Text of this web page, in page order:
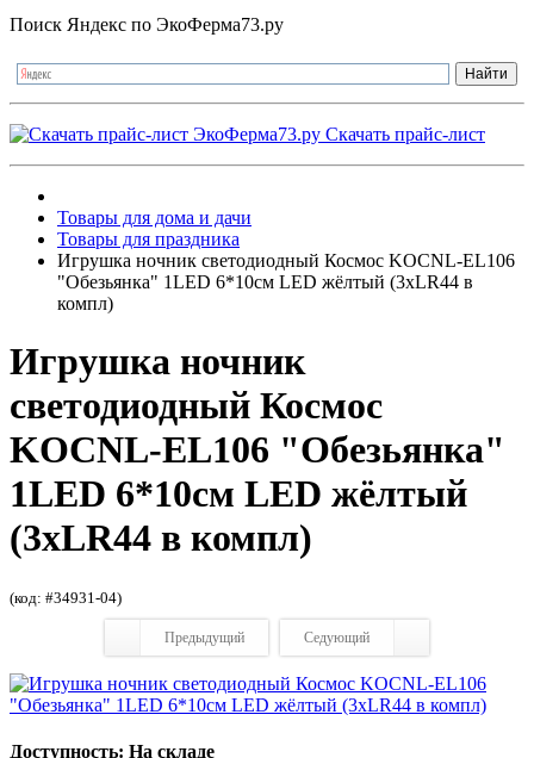
Поиск Яндекс по ЭкоФерма73.ру
Скачать прайс-лист
Товары для дома и дачи
Товары для праздника
Игрушка ночник светодиодный Космос KOCNL-EL106
"Обезьянка" 1LED 6*10см LED жёлтый (3xLR44 в
компл)
Игрушка ночник
светодиодный Космос
KOCNL-EL106 "Обезьянка"
1LED 6*10см LED жёлтый
(3xLR44 в компл)
(код: #34931-04)
Предыдущий Седующий
Доступность: На складе